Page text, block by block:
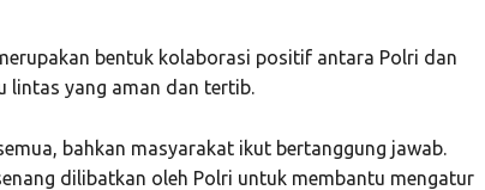
bentuk kolaborasi positif antara Polri dan
lintas yang aman dan tertib.
bahkan masyarakat ikut bertanggung jawab.
dilibatkan oleh Polri untuk membantu mengatur